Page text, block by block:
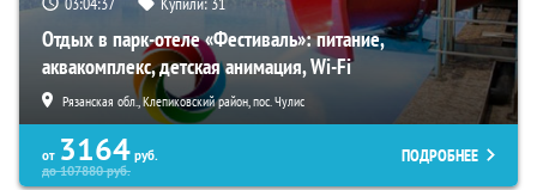
Отдых в парк-отеле «Фестиваль»: питание,
аквакомплекс, детская анимация, Wi-Fi
Рязанская обл., Клепиковский район, пос. Чулис
от 3164 руб.
до107880руб.
ПОДРОБНЕЕ